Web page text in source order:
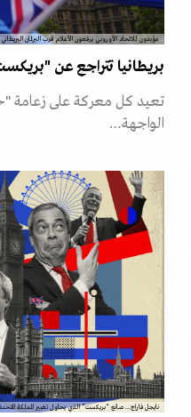
مؤيدون للاتحاد الأوروبي يرفعون الأعلام قرب البرلمان البريطاني
بريطانيا تتراجع عن
تعيد كل معركة على زعامة
الواجهة…
نايجل فاراج... صانع "بريكست" الذي يحاول تغيير المملكة المتحدة